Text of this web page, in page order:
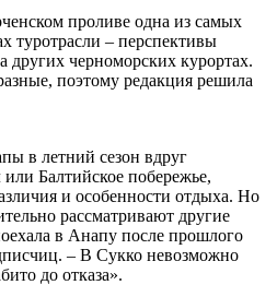
проливе одна из самых
туротрасли – перспективы
других черноморских курортах.
поэтому редакция решила
в летний сезон вдруг
Балтийское побережье,
и особенности отдыха. Но
рассматривают другие
в Анапу после прошлого
– В Сукко невозможно
до отказа».